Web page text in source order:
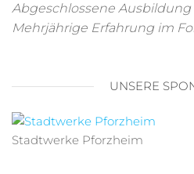
Abgeschlossene
Mehrjährige Erfahrung im
UNSERE
Stadtwerke Pforzheim